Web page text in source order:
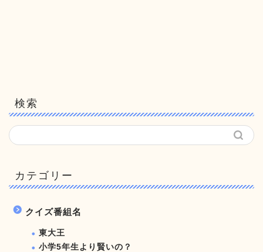
検索
カテゴリー
クイズ番組名
東大王
小学5年生より賢いの？